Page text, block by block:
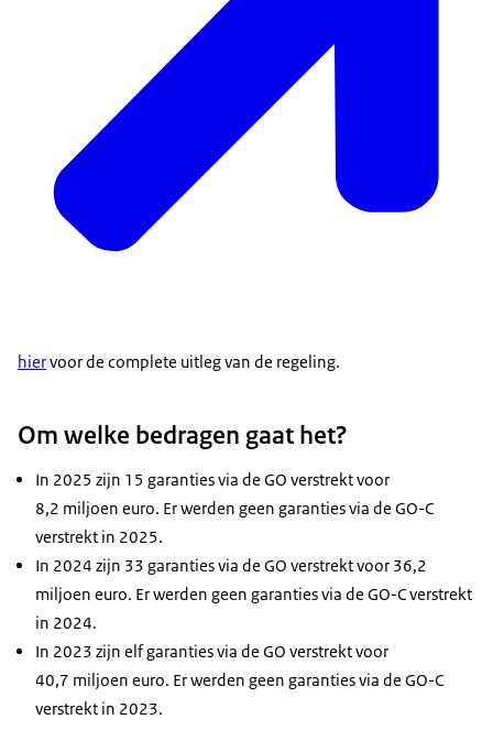
hiervoor de complete uitleg van de regeling.
Om welke bedragen gaat het?
In 2025 zijn 15 garanties via de GO verstrekt voor
8,2 miljoen euro. Er werden geen garanties via de GO-C
verstrekt in 2025.
In 2024 zijn 33 garanties via de GO verstrekt voor 36,2
miljoen euro. Er werden geen garanties via de GO-C verstrekt
in 2024.
In 2023 zijn elf garanties via de GO verstrekt voor
40,7 miljoen euro. Er werden geen garanties via de GO-C
verstrekt in 2023.